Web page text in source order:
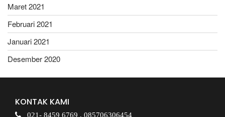
Maret 2021
Februari 2021
Januari 2021
Desember 2020
KONTAK KAMI
021- 8459 6769 , 085706306454